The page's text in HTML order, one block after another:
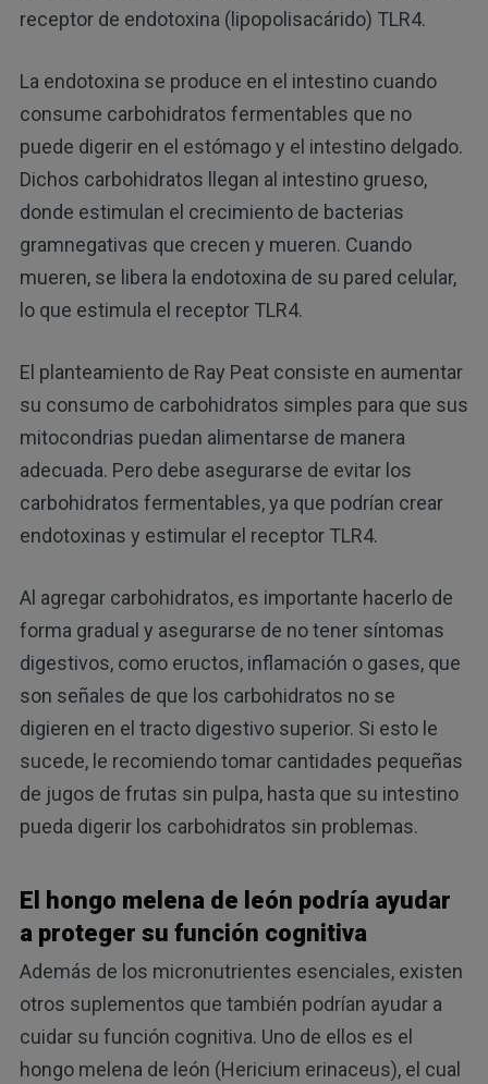
receptor de endotoxina (lipopolisacárido) TLR4.
La endotoxina se produce en el intestino cuando
consume carbohidratos fermentables que no
puede digerir en el estómago y el intestino delgado.
Dichos carbohidratos llegan al intestino grueso,
donde estimulan el crecimiento de bacterias
gramnegativas que crecen y mueren. Cuando
mueren, se libera la endotoxina de su pared celular,
lo que estimula el receptor TLR4.
El planteamiento de Ray Peat consiste en aumentar
su consumo de carbohidratos simples para que sus
mitocondrias puedan alimentarse de manera
adecuada. Pero debe asegurarse de evitar los
carbohidratos fermentables, ya que podrían crear
endotoxinas y estimular el receptor TLR4.
Al agregar carbohidratos, es importante hacerlo de
forma gradual y asegurarse de no tener síntomas
digestivos, como eructos, inflamación o gases, que
son señales de que los carbohidratos no se
digieren en el tracto digestivo superior. Si esto le
sucede, le recomiendo tomar cantidades pequeñas
de jugos de frutas sin pulpa, hasta que su intestino
pueda digerir los carbohidratos sin problemas.
El hongo melena de león podría ayudar
a proteger su función cognitiva
Además de los micronutrientes esenciales, existen
otros suplementos que también podrían ayudar a
cuidar su función cognitiva. Uno de ellos es el
hongo melena de león (Hericium erinaceus), el cual